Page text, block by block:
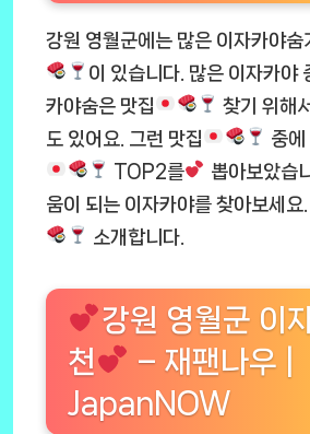
강원 영월군에는 많은 이자카야숨
이 있습니다. 많은 이자카야
카야숨은 맛집
찾기 위해
도 있어요. 그런 맛집
중에
TOP2를
뽑아보았습
움이 되는 이자카야를 찾아보세요
소개합니다.
강원 영월군 이
천
– 재팬나우 |
JapanNOW